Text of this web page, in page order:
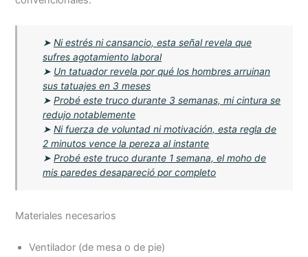
➤Ni estrés ni cansancio, esta señal revela que
sufres agotamiento laboral
➤ Un tatuador revela por qué los hombres arruinan
sus tatuajes en 3 meses
➤Probé este truco durante 3 semanas, mi cintura se
redujo notablemente
➤Ni fuerza de voluntad ni motivación, esta regla de
2 minutos vence la pereza al instante
➤Probé este truco durante 1 semana, el moho de
mis paredes desapareció por completo
Materiales necesarios
Ventilador (de mesa o de pie)